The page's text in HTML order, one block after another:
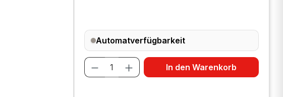
Automatverfügbarkeit
Produkt Anzahl: Gib den
In den Warenkorb